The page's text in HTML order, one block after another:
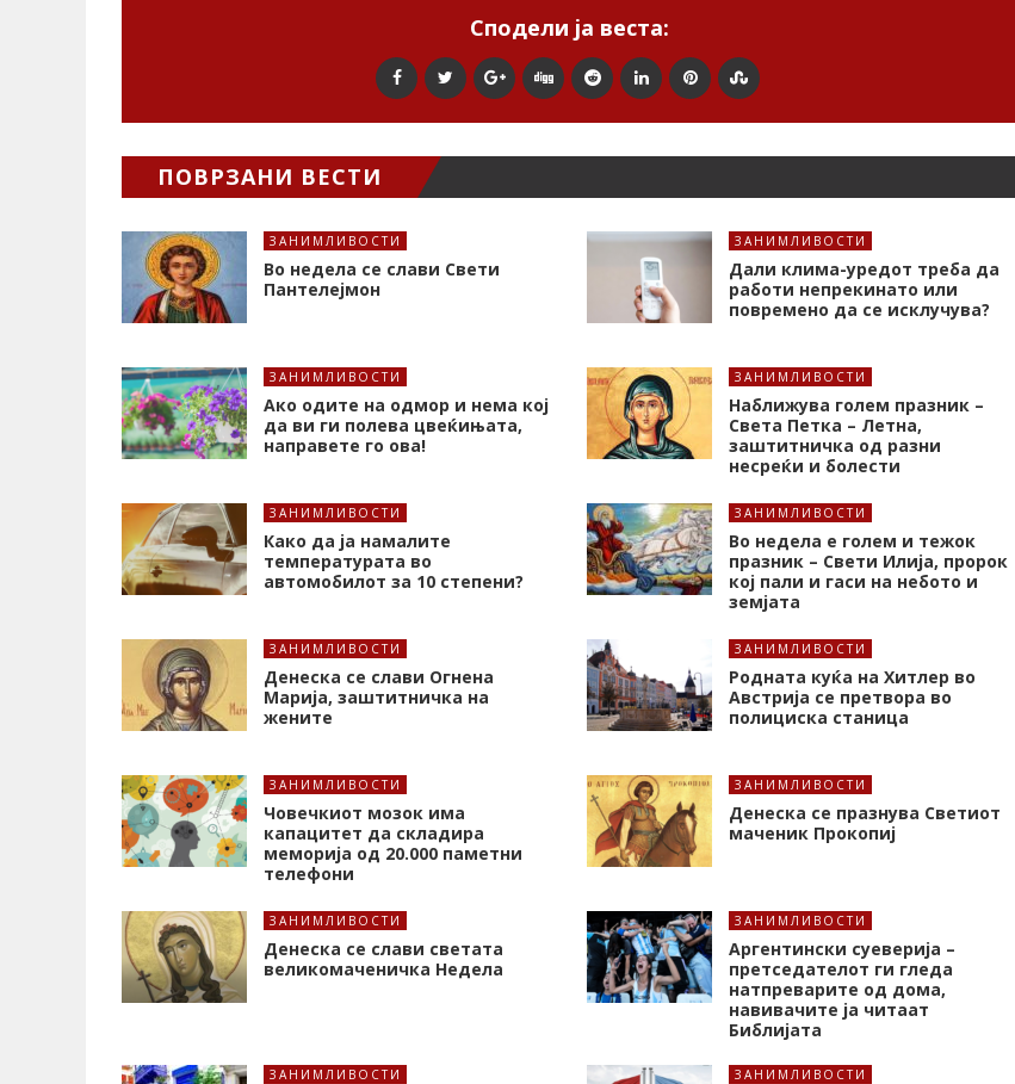
Сподели ја веста:
ПОВРЗАНИ ВЕСТИ
ЗАНИМЛИВОСТИ
Во недела се слави Свети
Пантелејмон
ЗАНИМЛИВОСТИ
Дали клима-уредот треба да
работи непрекинато или
повремено да се исклучува?
ЗАНИМЛИВОСТИ
Ако одите на одмор и нема кој
да ви ги полева цвеќињата,
направете го ова!
ЗАНИМЛИВОСТИ
Наближува голем празник –
Света Петка – Летна,
заштитничка од разни
несреќи и болести
ЗАНИМЛИВОСТИ
Како да ја намалите
температурата во
автомобилот за 10 степени?
ЗАНИМЛИВОСТИ
Во недела е голем и тежок
празник – Свети Илија, пророк
кој пали и гаси на небото и
земјата
ЗАНИМЛИВОСТИ
Денеска се слави Огнена
Марија, заштитничка на
жените
ЗАНИМЛИВОСТИ
Родната куќа на Хитлер во
Австрија се претвора во
полициска станица
ЗАНИМЛИВОСТИ
Човечкиот мозок има
капацитет да складира
меморија од 20.000 паметни
телефони
ЗАНИМЛИВОСТИ
Денеска се празнува Светиот
маченик Прокопиј
ЗАНИМЛИВОСТИ
Денеска се слави светата
великомаченичка Недела
ЗАНИМЛИВОСТИ
Аргентински суеверија –
претседателот ги гледа
натпреварите од дома,
навивачите ја читаат
Библијата
ЗАНИМЛИВОСТИ ЗАНИМЛИВОСТИ